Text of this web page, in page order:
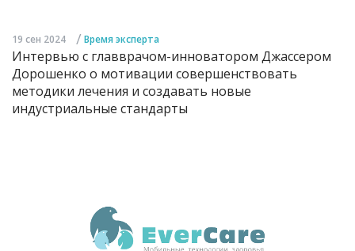
19 сен 2024 / Время эксперта
Интервью с главврачом-инноватором Джассером
Дорошенко о мотивации совершенствовать
методики лечения и создавать новые
индустриальные стандарты